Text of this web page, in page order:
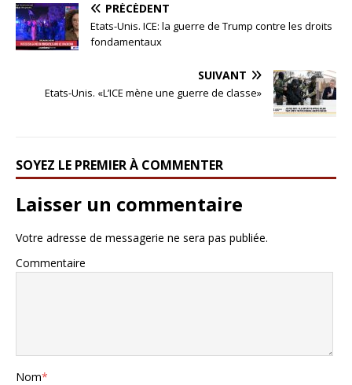
PRÉCÉDENT
Etats-Unis. ICE: la guerre de Trump contre les droits
fondamentaux
SUIVANT
Etats-Unis. «L’ICE mène une guerre de classe»
SOYEZ LE PREMIER À COMMENTER
Laisser un commentaire
Votre adresse de messagerie ne sera pas publiée.
Commentaire
Nom*